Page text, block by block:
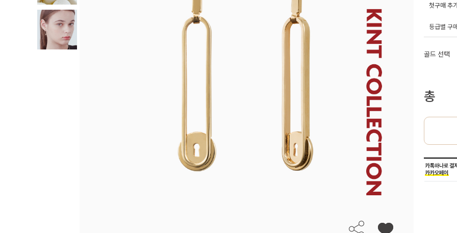
첫구매 추
등급별 구
골드 선택
총